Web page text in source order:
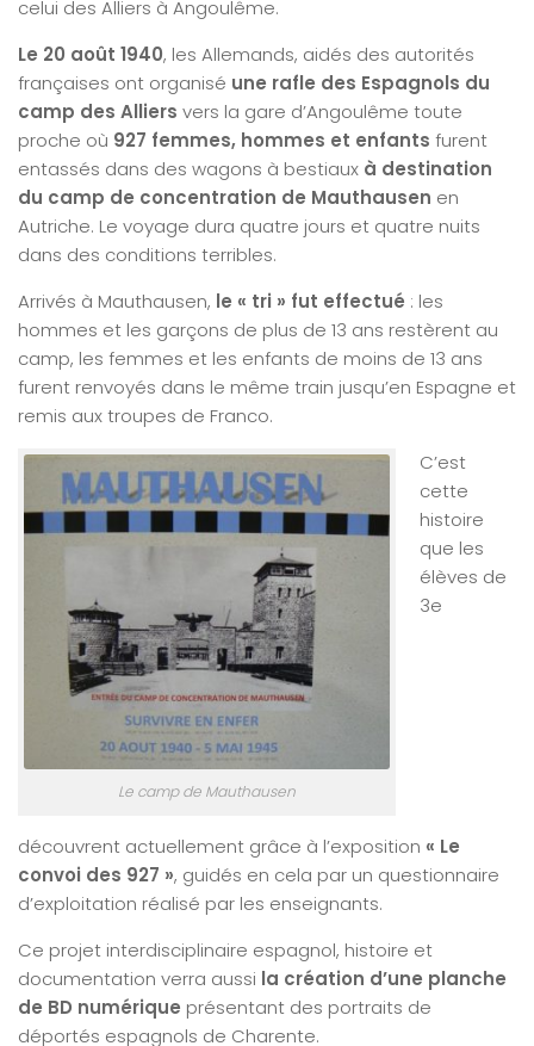
celui des Alliers à Angoulême.
Le 20 août 1940, les Allemands, aidés des autorités
françaises ont organisé une rafle des Espagnols du
camp des Alliers vers la gare d’Angoulême toute
proche où 927 femmes, hommes et enfants furent
entassés dans des wagons à bestiaux à destination
du camp de concentration de Mauthausen en
Autriche. Le voyage dura quatre jours et quatre nuits
dans des conditions terribles.
Arrivés à Mauthausen, le « tri » fut effectué : les
hommes et les garçons de plus de 13 ans restèrent au
camp, les femmes et les enfants de moins de 13 ans
furent renvoyés dans le même train jusqu’en Espagne et
remis aux troupes de Franco.
Le camp de Mauthausen
C’est
cette
histoire
que les
élèves de
3e
découvrent actuellement grâce à l’exposition « Le
convoi des 927 », guidés en cela par un questionnaire
d’exploitation réalisé par les enseignants.
Ce projet interdisciplinaire espagnol, histoire et
documentation verra aussi la création d’une planche
de BD numérique présentant des portraits de
déportés espagnols de Charente.